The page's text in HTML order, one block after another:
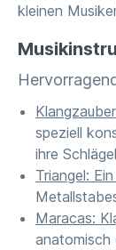
kleinen
speziell
ihre
Triangel:
Maracas:
anatomisch